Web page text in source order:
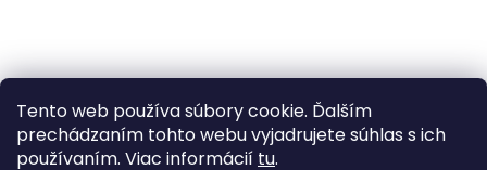
Tento web používa súbory cookie. Ďalším
prechádzaním tohto webu vyjadrujete súhlas s ich
používaním. Viac informácií tu.